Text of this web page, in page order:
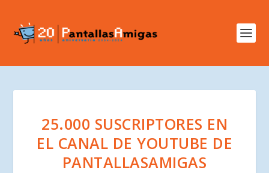
25.000 SUSCRIPTORES EN
EL CANAL DE YOUTUBE DE
PANTALLASAMIGAS